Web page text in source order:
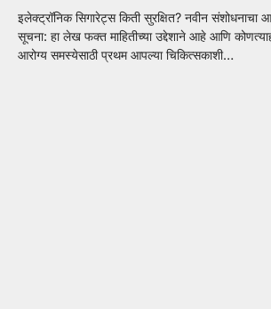
इलेक्ट्रॉनिक सिगारेट्स किती सुरक्षित? नवीन संशोधनाचा
सूचना: हा लेख फक्त माहितीच्या उद्देशाने आहे आणि
आरोग्य समस्येसाठी प्रथम आपल्या चिकित्सकाशी…